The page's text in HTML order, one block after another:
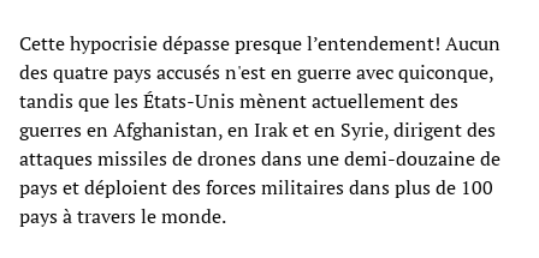
Cette hypocrisie dépasse presque l’entendement! Aucun
des quatre pays accusés n'est en guerre avec quiconque,
tandis que les États-Unis mènent actuellement des
guerres en Afghanistan, en Irak et en Syrie, dirigent des
attaques missiles de drones dans une demi-douzaine de
pays et déploient des forces militaires dans plus de 100
pays à travers le monde.